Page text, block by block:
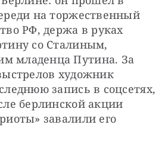
на торжественный
РФ, держа в руках
со Сталиным,
младенца Путина. За
художник
запись в соцсетях,
берлинской акции
завалили его